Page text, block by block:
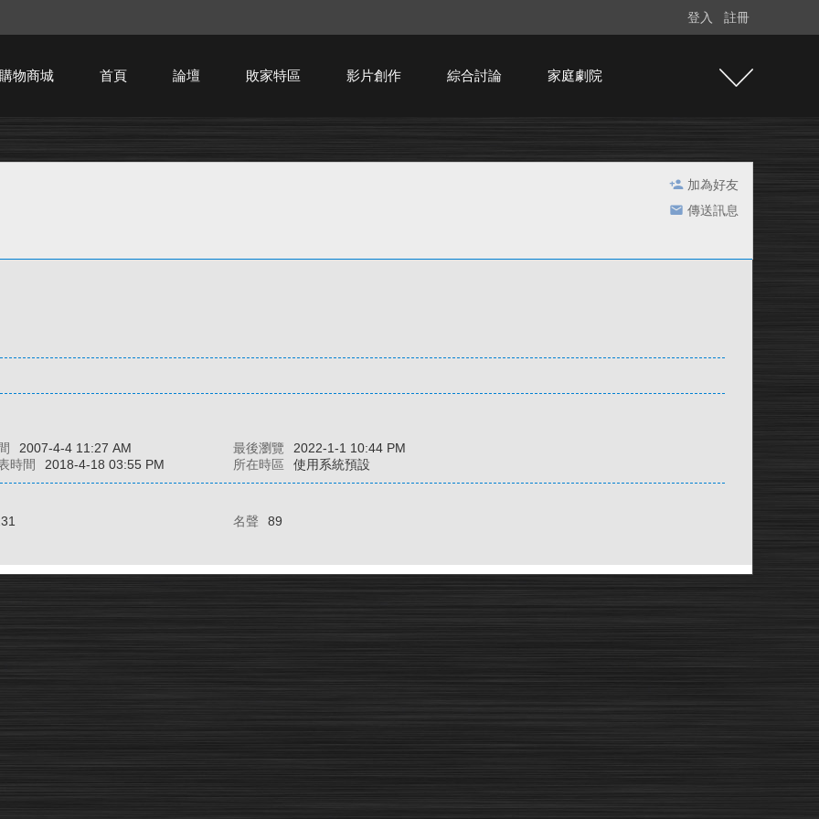
登入 註冊
購物商城 首頁 論壇 敗家特區 影片創作 綜合討論 家庭劇院
加為好友
傳送訊息
2007-4-4 11:27 AM 最後瀏覽
2022-1-1 10:44 PM
時間
2018-4-18 03:55 PM 所在時區 使用系統預設
名聲 89